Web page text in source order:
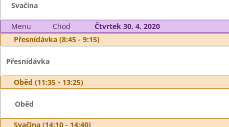
Svačina
Menu Chod
Čtvrtek 30. 4. 2020
Přesnídávka (8:45 - 9:15)
Přesnídávka
Oběd (11:35 - 13:25)
Oběd
Svačina (14:10 - 14:40)